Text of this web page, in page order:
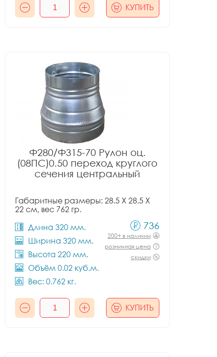
КУПИТЬ
Ф280/Ф315-70 Рулон оц.
(08ПС)0.50 переход круглого
сечения центральный
Габаритные размеры: 28.5 X 28.5 X
22 см, вес 762 гр.
Длина 320 мм.
Ширина 320 мм.
Высота 220 мм.
Объём 0.02 куб.м.
Вес: 0.762 кг.
736
200+ в наличии
розничная цена
скидки
КУПИТЬ